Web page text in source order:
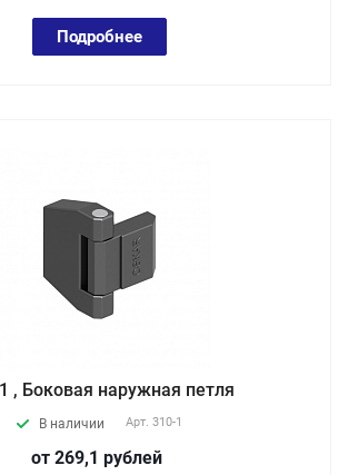
Подробнее
, Боковая наружная петля
В наличии Арт. 310-1
от 269,1 рублей